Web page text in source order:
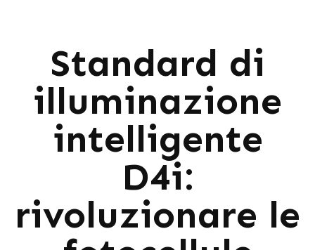
Standard di
illuminazione
intelligente
D4i:
rivoluzionare le